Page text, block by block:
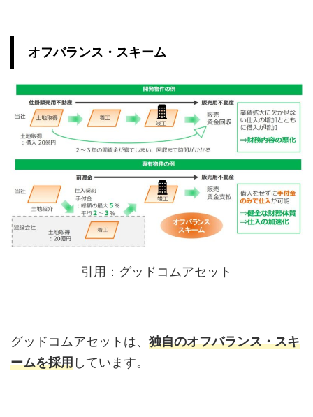
オフバランス・スキーム
引用：グッドコムアセット
グッドコムアセットは、 独自のオフバランス・スキ
ームを採用しています。